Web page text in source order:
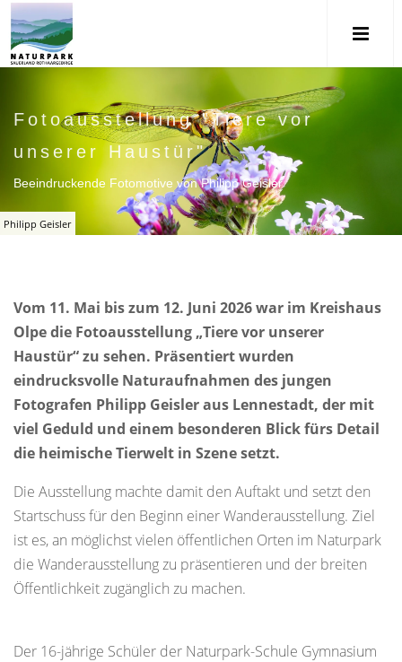
Philipp Geisler
Fotoausstellung "Tiere vor
unserer Haustür"
Beeindruckende Fotomotive von Philipp Geisler
Vom 11. Mai bis zum 12. Juni 2026 war im Kreishaus
Olpe die Fotoausstellung „Tiere vor unserer
Haustür“ zu sehen. Präsentiert wurden
eindrucksvolle Naturaufnahmen des jungen
Fotografen Philipp Geisler aus Lennestadt, der mit
viel Geduld und einem besonderen Blick fürs Detail
die heimische Tierwelt in Szene setzt.
Die Ausstellung machte damit den Auftakt und setzt den
Startschuss für den Beginn einer Wanderausstellung. Ziel
ist es, an möglichst vielen öffentlichen Orten im Naturpark
die Wanderausstellung zu präsentieren und der breiten
Öffentlichkeit zugänglich zu machen.
Der 16-jährige Schüler der Naturpark-Schule Gymnasium